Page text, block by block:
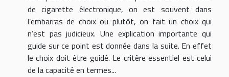
de cigarette électronique, on est souvent dans
l’embarras de choix ou plutôt, on fait un choix qui
n’est pas judicieux. Une explication importante qui
guide sur ce point est donnée dans la suite. En effet
le choix doit être guidé. Le critère essentiel est celui
de la capacité en termes...